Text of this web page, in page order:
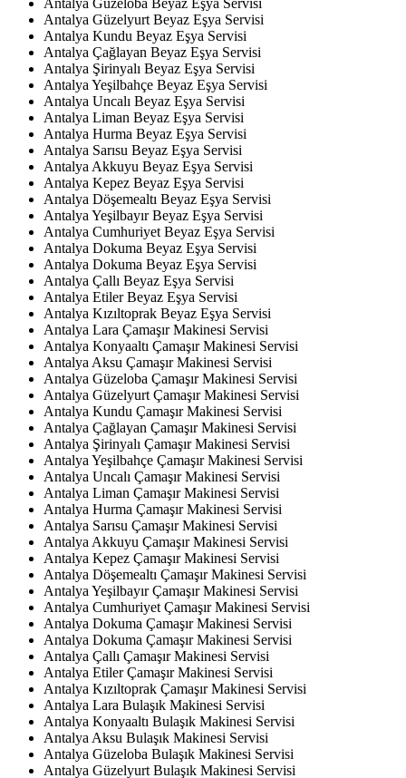
Antalya Güzelyurt Beyaz Eşya Servisi
Antalya Kundu Beyaz Eşya Servisi
Antalya Çağlayan Beyaz Eşya Servisi
Antalya Şirinyalı Beyaz Eşya Servisi
Antalya Yeşilbahçe Beyaz Eşya Servisi
Antalya Uncalı Beyaz Eşya Servisi
Antalya Liman Beyaz Eşya Servisi
Antalya Hurma Beyaz Eşya Servisi
Antalya Sarısu Beyaz Eşya Servisi
Antalya Akkuyu Beyaz Eşya Servisi
Antalya Kepez Beyaz Eşya Servisi
Antalya Döşemealtı Beyaz Eşya Servisi
Antalya Yeşilbayır Beyaz Eşya Servisi
Antalya Cumhuriyet Beyaz Eşya Servisi
Antalya Dokuma Beyaz Eşya Servisi
Antalya Dokuma Beyaz Eşya Servisi
Antalya Çallı Beyaz Eşya Servisi
Antalya Etiler Beyaz Eşya Servisi
Antalya Kızıltoprak Beyaz Eşya Servisi
Antalya Lara Çamaşır Makinesi Servisi
Antalya Konyaaltı Çamaşır Makinesi Servisi
Antalya Aksu Çamaşır Makinesi Servisi
Antalya Güzeloba Çamaşır Makinesi Servisi
Antalya Güzelyurt Çamaşır Makinesi Servisi
Antalya Kundu Çamaşır Makinesi Servisi
Antalya Çağlayan Çamaşır Makinesi Servisi
Antalya Şirinyalı Çamaşır Makinesi Servisi
Antalya Yeşilbahçe Çamaşır Makinesi Servisi
Antalya Uncalı Çamaşır Makinesi Servisi
Antalya Liman Çamaşır Makinesi Servisi
Antalya Hurma Çamaşır Makinesi Servisi
Antalya Sarısu Çamaşır Makinesi Servisi
Antalya Akkuyu Çamaşır Makinesi Servisi
Antalya Kepez Çamaşır Makinesi Servisi
Antalya Döşemealtı Çamaşır Makinesi Servisi
Antalya Yeşilbayır Çamaşır Makinesi Servisi
Antalya Cumhuriyet Çamaşır Makinesi Servisi
Antalya Dokuma Çamaşır Makinesi Servisi
Antalya Dokuma Çamaşır Makinesi Servisi
Antalya Çallı Çamaşır Makinesi Servisi
Antalya Etiler Çamaşır Makinesi Servisi
Antalya Kızıltoprak Çamaşır Makinesi Servisi
Antalya Lara Bulaşık Makinesi Servisi
Antalya Konyaaltı Bulaşık Makinesi Servisi
Antalya Aksu Bulaşık Makinesi Servisi
Antalya Güzeloba Bulaşık Makinesi Servisi
Antalya Güzelyurt Bulaşık Makinesi Servisi